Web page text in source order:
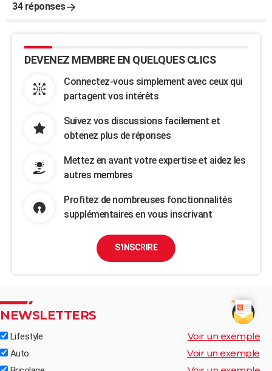
34 réponses
DEVENEZ MEMBRE EN QUELQUES CLICS
Connectez-vous simplement avec ceux qui
partagent vos intérêts
Suivez vos discussions facilement et
obtenez plus de réponses
Mettez en avant votre expertise et aidez les
autres membres
Profitez de nombreuses fonctionnalités
supplémentaires en vous inscrivant
S'INSCRIRE
NEWSLETTERS
Lifestyle Voir un exemple
Auto Voir un exemple